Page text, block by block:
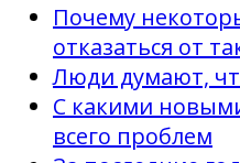
Почему
отказаться от
Люди думают,
С какими
всего проблем